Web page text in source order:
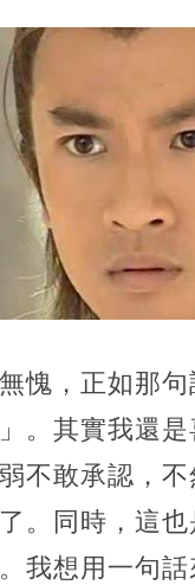
愧，正如那句
。其實我還是
不敢承認，不
。同時，這也
我想用一句